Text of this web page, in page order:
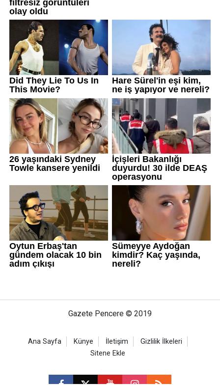
Gazete Pencere © 2019
Ana Sayfa Künye İletişim
Gizlilik İlkeleri
Sitene Ekle